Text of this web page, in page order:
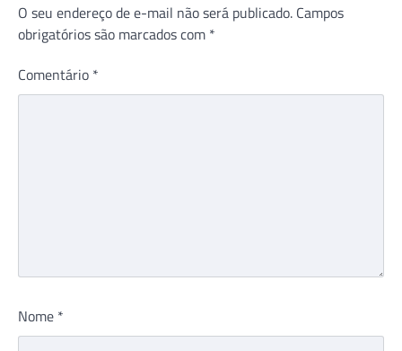
O seu endereço de e-mail não será publicado. Campos
obrigatórios são marcados com *
Comentário *
Nome *